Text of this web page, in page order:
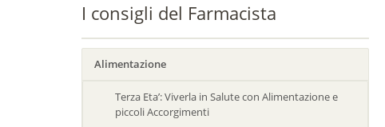
I consigli del Farmacista
Alimentazione
Terza Eta’: Viverla in Salute con Alimentazione e
piccoli Accorgimenti